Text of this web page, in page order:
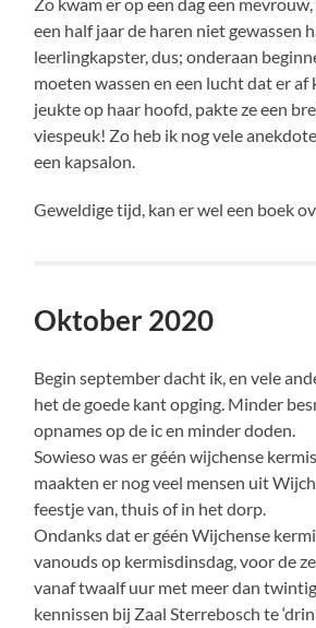
Zo kwam er op een dag een mevrouw,
een half jaar de haren niet gewassen
leerlingkapster, dus; onderaan
moeten wassen en een lucht dat er af
jeukte op haar hoofd, pakte ze een
viespeuk! Zo heb ik nog vele
een kapsalon.
Geweldige tijd, kan er wel een boek
Oktober 2020
Begin september dacht ik, en vele
het de goede kant opging. Minder
opnames op de ic en minder doden.
Sowieso was er géén wijchense
maakten er nog veel mensen uit
feestje van, thuis of in het dorp.
Ondanks dat er géén Wijchense
vanouds op kermisdinsdag, voor de
vanaf twaalf uur met meer dan
kennissen bij Zaal Sterrebosch te